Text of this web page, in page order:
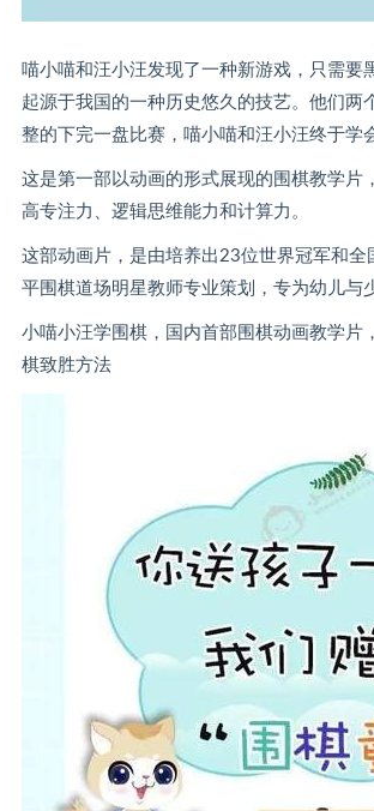
喵小喵和汪小汪发现了一种新游戏，只需
起源于我国的一种历史悠久的技艺。他们
整的下完一盘比赛，喵小喵和汪小汪终于学
这是第一部以动画的形式展现的围棋教学片
高专注力、逻辑思维能力和计算力。
这部动画片，是由培养出23位世界冠军和
平围棋道场明星教师专业策划，专为幼儿与
小喵小汪学围棋，国内首部围棋动画教学片
棋致胜方法